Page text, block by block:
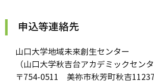
申込等連絡先
山口大学地域未来創生センター
（山口大学秋吉台アカデミックセンタ
〒754-0511 美祢市秋芳町秋吉